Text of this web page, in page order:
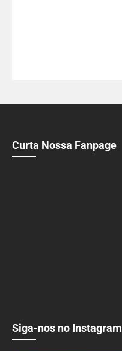
Curta Nossa Fanpage
Siga-nos no Instagram